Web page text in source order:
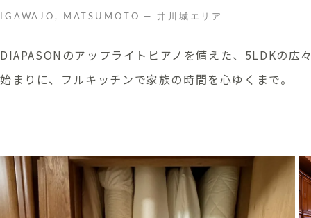
IGAWAJO, MATSUMOTO — 井川城エリア
DIAPASONのアップライトピアノを備えた、5LDKの広
始まりに、フルキッチンで家族の時間を心ゆくまで。